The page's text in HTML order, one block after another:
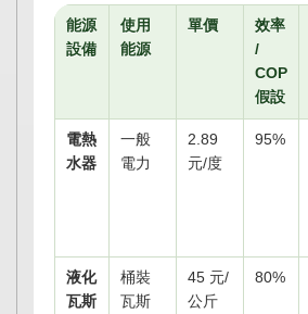
能源
設備
使用
能源
單價
效率
/
COP
假設
電熱
水器
一般
電力
2.89
元/度
95%
液化
瓦斯
桶裝
瓦斯
45 元/
公斤
80%